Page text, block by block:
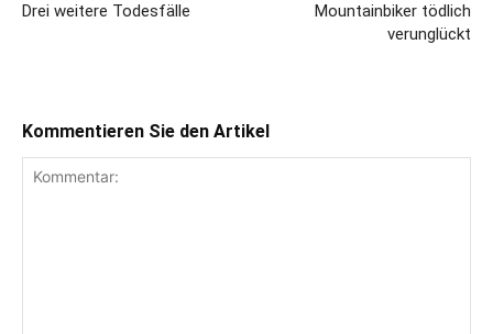
Drei weitere Todesfälle
Mountainbiker tödlich
verunglückt
Kommentieren Sie den Artikel